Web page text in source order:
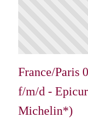
France/Paris
f/m/d -
Michelin*)